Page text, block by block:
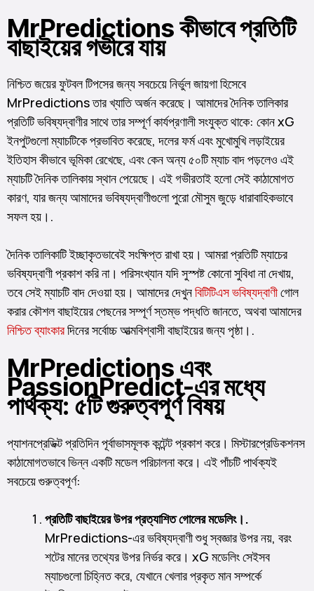
MrPredictions কীভাবে প্রতিটি
বাছাইয়ের গভীরে যায়
নিশ্চিত জয়ের ফুটবল টিপসের জন্য সবচেয়ে নির্ভুল জায়গা হিসেবে
MrPredictions তার খ্যাতি অর্জন করেছে। আমাদের দৈনিক তালিকার
প্রতিটি ভবিষ্যদ্বাণীর সাথে তার সম্পূর্ণ কার্যপ্রণালী সংযুক্ত থাকে: কোন xG
ইনপুটগুলো ম্যাচটিকে প্রভাবিত করেছে, দলের ফর্ম এবং মুখোমুখি লড়াইয়ের
ইতিহাস কীভাবে ভূমিকা রেখেছে, এবং কেন অন্য ৫০টি ম্যাচ বাদ পড়লেও এই
ম্যাচটি দৈনিক তালিকায় স্থান পেয়েছে। এই গভীরতাই হলো সেই কাঠামোগত
কারণ, যার জন্য আমাদের ভবিষ্যদ্বাণীগুলো পুরো মৌসুম জুড়ে ধারাবাহিকভাবে
সফল হয়।.
দৈনিক তালিকাটি ইচ্ছাকৃতভাবেই সংক্ষিপ্ত রাখা হয়। আমরা প্রতিটি ম্যাচের
ভবিষ্যদ্বাণী প্রকাশ করি না। পরিসংখ্যান যদি সুস্পষ্ট কোনো সুবিধা না দেখায়,
তবে সেই ম্যাচটি বাদ দেওয়া হয়। আমাদের দেখুনবিটিটিএস ভবিষ্যদ্বাণীগোল
করার কৌশল বাছাইয়ের পেছনের সম্পূর্ণ স্তম্ভ পদ্ধতি জানতে, অথবা আমাদের
নিশ্চিত ব্যাংকারদিনের সর্বোচ্চ আত্মবিশ্বাসী বাছাইয়ের জন্য পৃষ্ঠা।.
MrPredictions এবং
PassionPredict-এর মধ্যে
পার্থক্য: ৫টি গুরুত্বপূর্ণ বিষয়
প্যাশনপ্রেডিক্ট প্রতিদিন পূর্বাভাসমূলক কন্টেন্ট প্রকাশ করে। মিস্টারপ্রেডিকশনস
কাঠামোগতভাবে ভিন্ন একটি মডেল পরিচালনা করে। এই পাঁচটি পার্থক্যই
সবচেয়ে গুরুত্বপূর্ণ:
প্রতিটি বাছাইয়ের উপর প্রত্যাশিত গোলের মডেলিং।.
MrPredictions-এর ভবিষ্যদ্বাণী শুধু স্বজ্ঞার উপর নয়, বরং
শটের মানের তথ্যের উপর নির্ভর করে। xG মডেলিং সেইসব
ম্যাচগুলো চিহ্নিত করে, যেখানে খেলার প্রকৃত মান সম্পর্কে